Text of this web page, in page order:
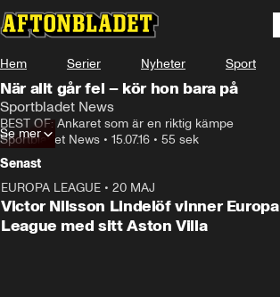
Hem Serier Nyheter Sport
När allt går fel – kör hon bara på
Sportbladet News
BEST OF: Ankaret som är en riktig kämpe
Sportbladet News • 15.07.16 • 55 sek
Se mer
Senast
EUROPA LEAGUE • 20 MAJ
Victor Nilsson Lindelöf vinner Europa
League med sitt Aston Villa